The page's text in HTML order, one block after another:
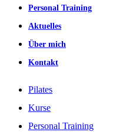
Personal Training
Aktuelles
Über mich
Kontakt
Pilates
Kurse
Personal Training